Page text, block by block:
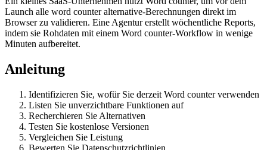
Launch alle word counter alternative-Berechnungen direkt im
Browser zu validieren. Eine Agentur erstellt wöchentliche Reports,
indem sie Rohdaten mit einem Word counter-Workflow in wenige
Minuten aufbereitet.
Anleitung
Identifizieren Sie, wofür Sie derzeit Word counter verwenden
Listen Sie unverzichtbare Funktionen auf
Recherchieren Sie Alternativen
Testen Sie kostenlose Versionen
Vergleichen Sie Leistung